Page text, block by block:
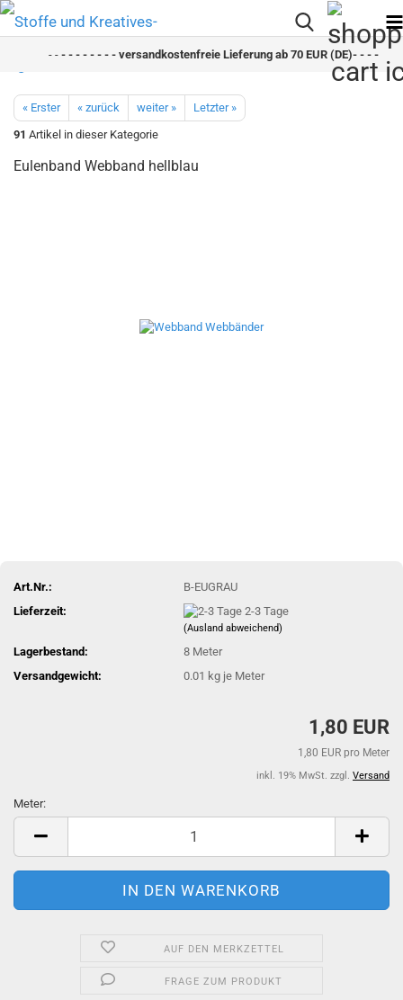
- -- - - - - - - - versandkostenfreie Lieferung ab 70 EUR (DE)- - - - - - -
« Erster « zurück weiter »
Letzter »
91 Artikel in dieser Kategorie
Eulenband Webband hellblau
Art.Nr.:
B-EUGRAU
Lieferzeit:
2-3 Tage
(Ausland abweichend)
Lagerbestand: 8 Meter
Versandgewicht:
0.01 kg je Meter
1,80 EUR
1,80 EUR pro Meter
inkl. 19% MwSt. zzgl. Versand
Meter:
Meter
AUF DEN MERKZETTEL
FRAGE ZUM PRODUKT